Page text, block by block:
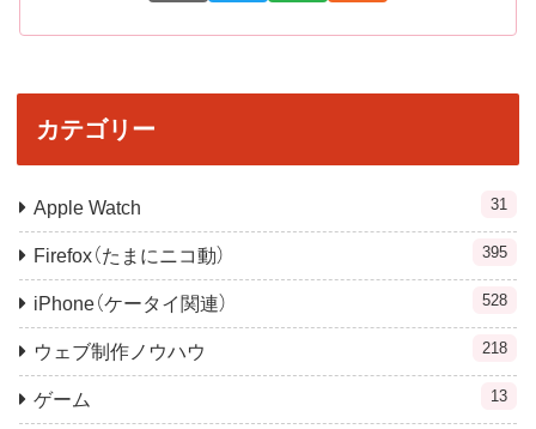
カテゴリー
Apple Watch 31
Firefox（たまにニコ動） 395
iPhone（ケータイ関連） 528
ウェブ制作ノウハウ 218
ゲーム 13